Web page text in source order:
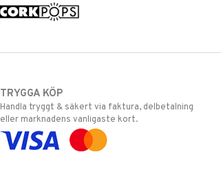
TRYGGA KÖP
Handla tryggt & säkert via faktura, delbetalning
eller marknadens vanligaste kort.